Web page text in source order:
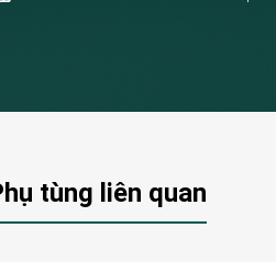
tùng liên quan